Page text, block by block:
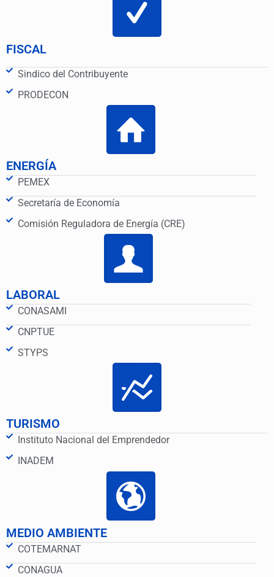
FISCAL
Sindico del Contribuyente
PRODECON
ENERGÍA
PEMEX
Secretaría de Economía
Comisión Reguladora de Energía (CRE)
LABORAL
CONASAMI
CNPTUE
STYPS
TURISMO
Instituto Nacional del Emprendedor
INADEM
MEDIO AMBIENTE
COTEMARNAT
CONAGUA